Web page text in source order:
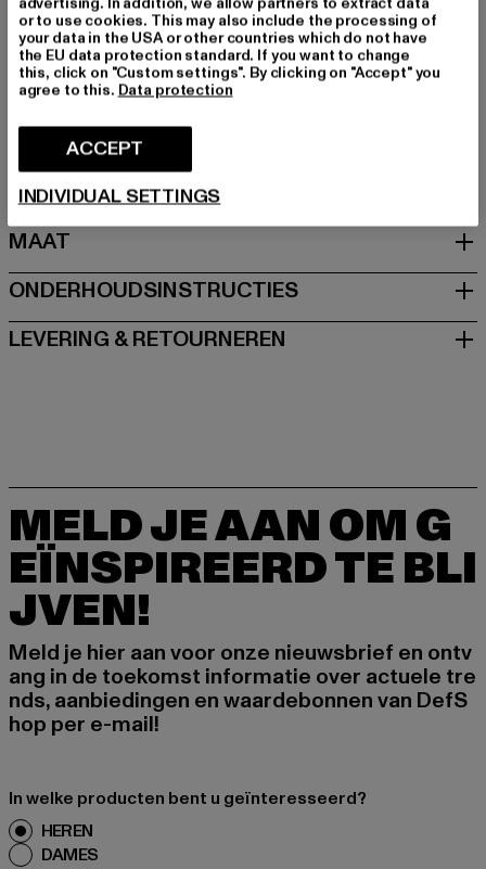
Merk: Kappa FTW
Kategori: Sneakers
Kleur: grau
Kleur fabrikant: grey/rose
Voering: ander materiaal
Art.Nr: 95K0393001-02817
MAAT
ONDERHOUDSINSTRUCTIES
LEVERING & RETOURNEREN
MELD JE AAN OM G
EÏNSPIREERD TE BLI
JVEN!
Meld je hier aan voor onze nieuwsbrief en ontv
ang in de toekomst informatie over actuele tre
nds, aanbiedingen en waardebonnen van DefS
hop per e-mail!
In welke producten bent u geïnteresseerd?
HEREN
DAMES
or to use cookies. This may also include the processing of
your data in the USA or other countries which do not have
the EU data protection standard. If you want to change
this, click on "Custom settings". By clicking on "Accept" you
agree to this. Data protection
ACCEPT
INDIVIDUAL SETTINGS